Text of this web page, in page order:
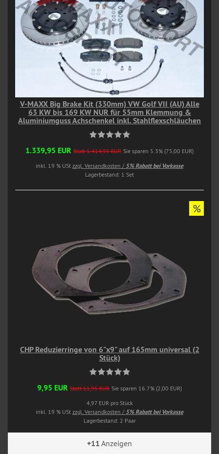
V-MAXX Big Brake Kit (330mm) VW Golf VII (AU) Alle
63 KW bis 169 KW NUR für 55mm Klemmung &
Aluminiumguss Achschenkel inkl. Stahlflexschläuchen
1.339,95 EUR Statt 1.414,95 EUR Sie sparen 5.3% (75,00 EUR)
inkl. 19 % USt zzgl. Versandkosten / 5% Rabatt bei Vorkasse
Lagerbestand: 1 Set
CHP Reduzierringe von 6"x9" auf 165mm universal (2
Stück)
9,95 EUR Statt 11,95 EUR Sie sparen 16.7% (2,00 EUR)
4,97 EUR pro Stück
inkl. 19 % USt zzgl. Versandkosten / 5% Rabatt bei Vorkasse
Lagerbestand: 2 Paar
%
+11 Anzeigen